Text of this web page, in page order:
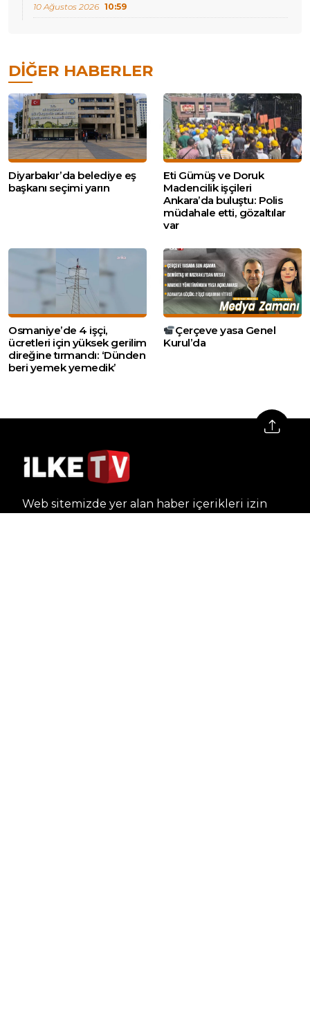
10 Ağustos 2026 10:59
DIĞER HABERLER
Diyarbakır’da belediye eş
başkanı seçimi yarın
Eti Gümüş ve Doruk
Madencilik işçileri
Ankara’da buluştu: Polis
müdahale etti, gözaltılar
var
Osmaniye’de 4 işçi,
ücretleri için yüksek gerilim
direğine tırmandı: ‘Dünden
beri yemek yemedik’
Çerçeve yasa Genel
Kurul’da
Web sitemizde yer alan haber içerikleri izin